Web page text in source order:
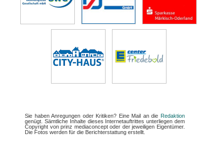
Sie haben Anregungen oder Kritiken? Eine Mail an die Redaktion
genügt. Sämtliche Inhalte dieses Internetauftrittes unterliegen dem
Copyright von prinz mediaconcept oder der jeweiligen Eigentümer.
Die Fotos werden für die Berichterstattung erstellt.